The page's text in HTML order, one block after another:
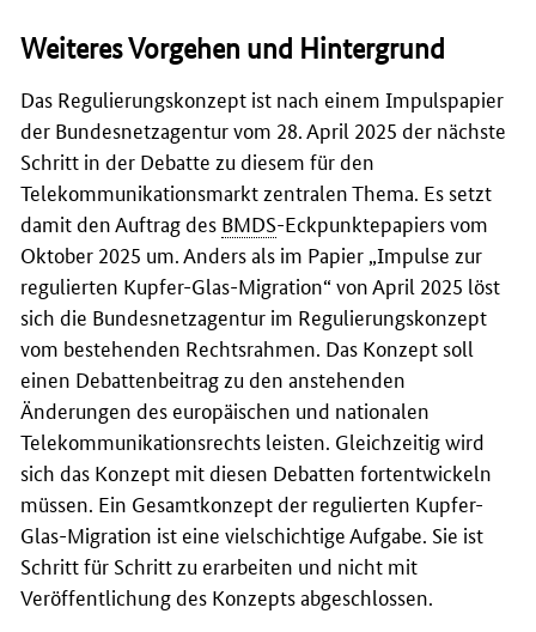
Weiteres Vorgehen und Hintergrund
Das Regulierungskonzept ist nach einem Impulspapier
der Bundesnetzagentur vom 28. April 2025 der nächste
Schritt in der Debatte zu diesem für den
Telekommunikationsmarkt zentralen Thema. Es setzt
damit den Auftrag des BMDS-Eckpunktepapiers vom
Oktober 2025 um. Anders als im Papier „Impulse zur
regulierten Kupfer-Glas-Migration“ von April 2025 löst
sich die Bundesnetzagentur im Regulierungskonzept
vom bestehenden Rechtsrahmen. Das Konzept soll
einen Debattenbeitrag zu den anstehenden
Änderungen des europäischen und nationalen
Telekommunikationsrechts leisten. Gleichzeitig wird
sich das Konzept mit diesen Debatten fortentwickeln
müssen. Ein Gesamtkonzept der regulierten Kupfer-
Glas-Migration ist eine vielschichtige Aufgabe. Sie ist
Schritt für Schritt zu erarbeiten und nicht mit
Veröffentlichung des Konzepts abgeschlossen.